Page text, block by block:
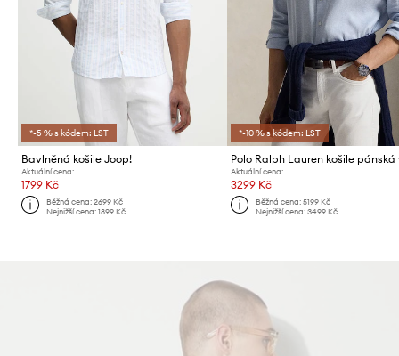
*-5 % s kódem: LST
Bavlněná košile Joop!
Aktuální cena:
1799 Kč
Běžná cena:2699 Kč
Nejnižší cena:1899 Kč
*-10 % s kódem: LST
Aktuální cena:
3299 Kč
Běžná cena: 5199 Kč
Nejnižší cena: 3499 Kč